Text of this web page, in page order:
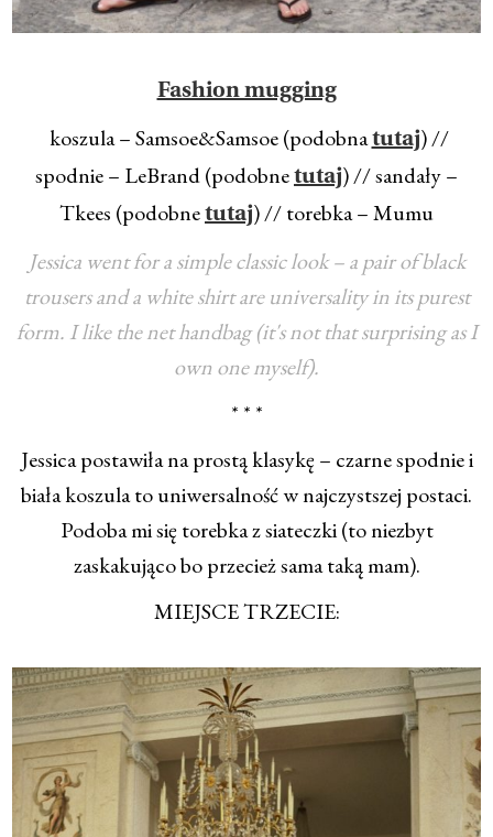
Fashion mugging
koszula – Samsoe&Samsoe (podobnatutaj) //
spodnie – LeBrand (podobne tutaj) // sandały –
Tkees (podobne tutaj) // torebka – Mumu
Jessica went for a simple classic look – a pair of black
trousers and a white shirt are universality in its purest
form. I like the net handbag (it's not that surprising as I
own one myself).
* * *
Jessica postawiła na prostą klasykę – czarne spodnie i
biała koszula to uniwersalność w najczystszej postaci.
Podoba mi się torebka z siateczki (to niezbyt
zaskakująco bo przecież sama taką mam).
MIEJSCE TRZECIE: